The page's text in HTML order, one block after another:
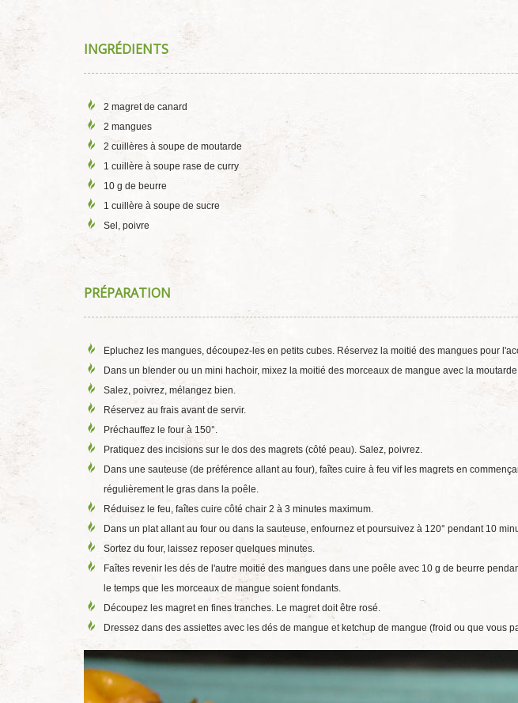
INGRÉDIENTS
2 magret de canard
2 mangues
2 cuillères à soupe de moutarde
1 cuillère à soupe rase de curry
10 g de beurre
1 cuillère à soupe de sucre
Sel, poivre
PRÉPARATION
Epluchez les mangues, découpez-les en petits cubes. Réservez la moitié des mangues pour
Dans un blender ou un mini hachoir, mixez la moitié des morceaux de mangue avec la
Salez, poivrez, mélangez bien.
Réservez au frais avant de servir.
Préchauffez le four à 150°.
Pratiquez des incisions sur le dos des magrets (côté peau). Salez, poivrez.
Dans une sauteuse (de préférence allant au four), faîtes cuire à feu vif les magrets en
régulièrement le gras dans la poêle.
Réduisez le feu, faîtes cuire côté chair 2 à 3 minutes maximum.
Dans un plat allant au four ou dans la sauteuse, enfournez et poursuivez à 120° pendant 10
Sortez du four, laissez reposer quelques minutes.
Faîtes revenir les dés de l'autre moitié des mangues dans une poêle avec 10 g de beurre
le temps que les morceaux de mangue soient fondants.
Découpez les magret en fines tranches. Le magret doit être rosé.
Dressez dans des assiettes avec les dés de mangue et ketchup de mangue (froid ou que vous